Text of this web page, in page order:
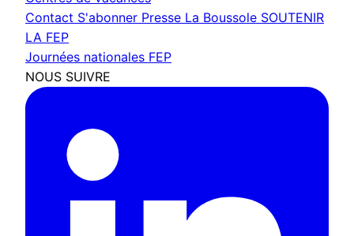
Contact S'abonner Presse La Boussole SOUTENIR
LA FEP
Journées nationales FEP
NOUS SUIVRE